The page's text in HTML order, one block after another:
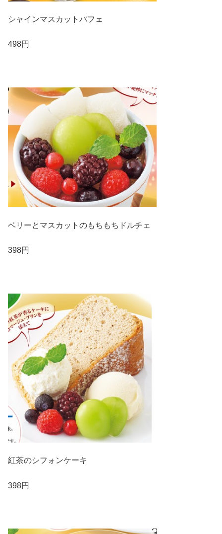
シャインマスカットパフェ
498円
ベリーとマスカットのもちもちドルチェ
398円
紅茶のシフォンケーキ
398円